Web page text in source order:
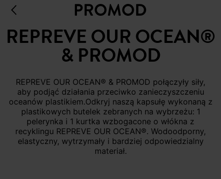
REPREVE OUR OCEAN®
& PROMOD
REPREVE OUR OCEAN® & PROMOD połączyły siły,
aby podjąć działania przeciwko zanieczyszczeniu
oceanów plastikiem.Odkryj naszą kapsułę wykonaną z
plastikowych butelek zebranych na wybrzeżu: 1
pelerynka i 1 kurtka wzbogacone o włókna z
recyklingu REPREVE OUR OCEAN®. Wodoodporny,
elastyczny, wytrzymały i bardziej odpowiedzialny
materiał.